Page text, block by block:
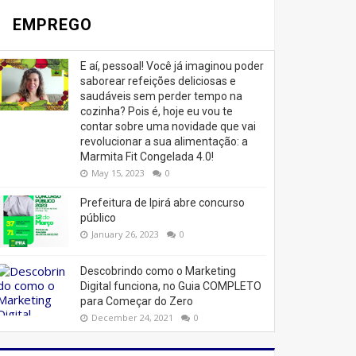
EMPREGO
E aí, pessoal! Você já imaginou poder
saborear refeições deliciosas e
saudáveis ​​sem perder tempo na
cozinha? Pois é, hoje eu vou te
contar sobre uma novidade que vai
revolucionar a sua alimentação: a
Marmita Fit Congelada 4.0!
May 15, 2023 0
Prefeitura de Ipirá abre concurso
público
January 26, 2023 0
Descobrindo como o Marketing
Digital funciona, no Guia COMPLETO
para Começar do Zero
December 24, 2021 0